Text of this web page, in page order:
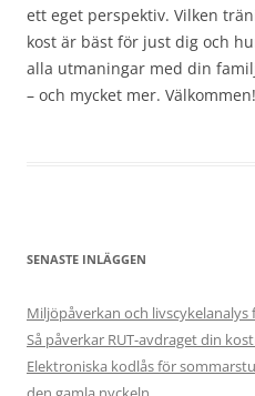
ett eget perspektiv. Vilken
kost är bäst för just dig och
alla utmaningar med din
– och mycket mer. Välkommen!
SENASTE INLÄGGEN
Miljöpåverkan och
Så påverkar RUT-avdraget din
Elektroniska kodlås för